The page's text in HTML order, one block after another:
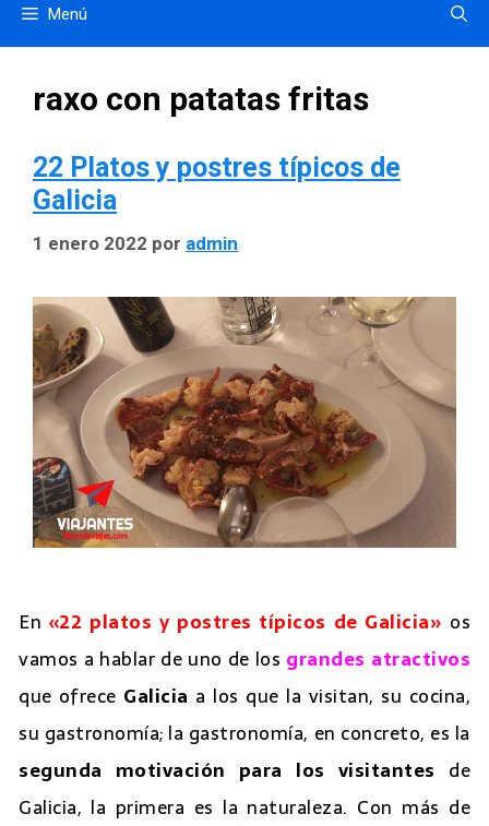
Menú
raxo con patatas fritas
22 Platos y postres típicos de
Galicia
1 enero 2022 por admin
En «22 platos y postres típicos de Galicia» os
vamos a hablar de uno de los grandes atractivos
que ofrece Galicia a los que la visitan, su cocina,
su gastronomía; la gastronomía, en concreto, es la
segunda motivación para los visitantes de
Galicia, la primera es la naturaleza. Con más de